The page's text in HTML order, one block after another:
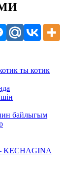
ты котик
байлыгым
KECHAGINA